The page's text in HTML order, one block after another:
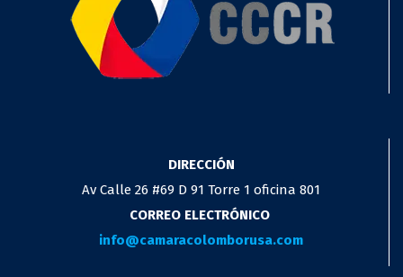
DIRECCIÓN
Av Calle 26 #69 D 91 Torre 1 oficina 801
CORREO ELECTRÓNICO
info@camaracolomborusa.com